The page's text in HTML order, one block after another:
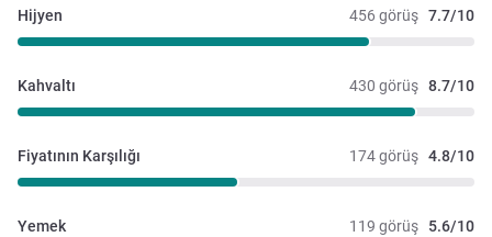
456 görüş 7.7/10
Hijyen
430 görüş 8.7/10
Kahvaltı
174 görüş 4.8/10
Fiyatının Karşılığı
119 görüş 5.6/10
Yemek